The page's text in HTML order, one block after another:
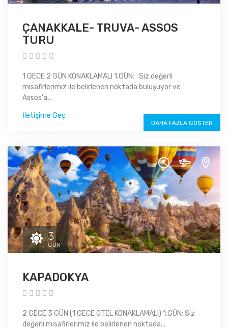
ÇANAKKALE- TRUVA- ASSOS
TURU
1 GECE 2 GÜN KONAKLAMALI 1.GÜN: Siz değerli
misafirlerimiz ile belirlenen noktada buluşuyor ve
Assos'a...
İletişime Geç
DAHA FAZLA GÖSTER
3
GÜN
KAPADOKYA
2 GECE 3 GÜN (1 GECE OTEL KONAKLAMALI) 1.GÜN: Siz
değerli misafirlerimiz ile belirlenen noktada...